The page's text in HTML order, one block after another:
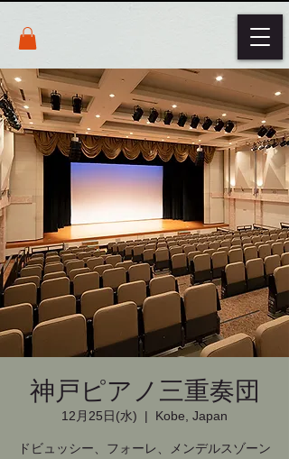
神戸ピアノ三重奏団
12月25日(水)
  |
Kobe, Japan
ドビュッシー、フォーレ、メンデルスゾーン